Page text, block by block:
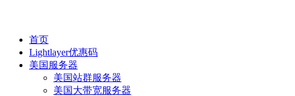
首页
Lightlayer优惠码
美国服务器
美国站群服务器
美国大带宽服务器